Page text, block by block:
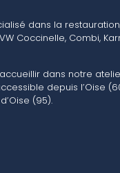
dans la
Coccinelle, Combi,
dans notre
depuis l’Oise
(95).